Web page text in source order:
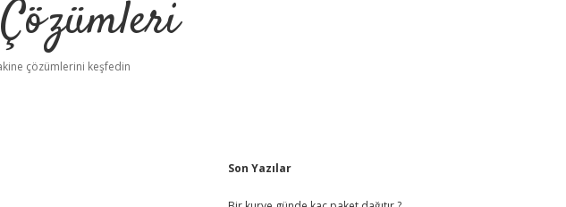
çözümlerini keşfedin
Sidebar
Son Yazılar